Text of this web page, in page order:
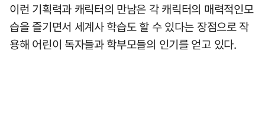
이런 기획력과 캐릭터의 만남은 각 캐릭터의 매력적인모
습을 즐기면서 세계사 학습도 할 수 있다는 장점으로 작
용해 어린이 독자들과 학부모들의 인기를 얻고 있다.